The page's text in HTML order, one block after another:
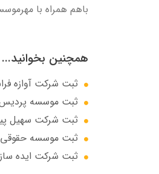
باهم همراه با
همچنین بخوانید...
ثبت شرکت آوازه
ثبت موسسه پردیس
ثبت شرکت سهيل
ثبت موسسه
ثبت شرکت ایده